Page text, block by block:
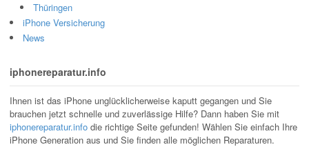
Thüringen
iPhone Versicherung
News
iphonereparatur.info
Ihnen ist das iPhone unglücklicherweise kaputt gegangen und Sie
brauchen jetzt schnelle und zuverlässige Hilfe? Dann haben Sie mit
iphonereparatur.info die richtige Seite gefunden! Wählen Sie einfach Ihre
iPhone Generation aus und Sie finden alle möglichen Reparaturen.